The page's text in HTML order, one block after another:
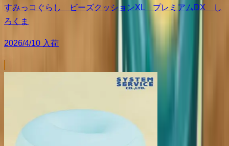
すみっコぐらし ビーズクッションXL プレミアムDX し
ろくま
2026/4/10 入荷